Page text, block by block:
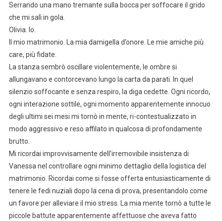
Serrando una mano tremante sulla bocca per soffocare il grido
che mi salì in gola.
Olivia. Io.
Il mio matrimonio. La mia damigella d’onore. Le mie amiche più
care, più fidate.
La stanza sembrò oscillare violentemente, le ombre si
allungavano e contorcevano lungo la carta da parati. In quel
silenzio soffocante e senza respiro, la diga cedette. Ogni ricordo,
ogni interazione sottile, ogni momento apparentemente innocuo
degli ultimi sei mesi mi tornò in mente, ri-contestualizzato in
modo aggressivo e reso affilato in qualcosa di profondamente
brutto.
Mi ricordai improvvisamente dell’irremovibile insistenza di
Vanessa nel controllare ogni minimo dettaglio della logistica del
matrimonio. Ricordai come si fosse offerta entusiasticamente di
tenere le fedi nuziali dopo la cena di prova, presentandolo come
un favore per alleviare il mio stress. La mia mente tornò a tutte le
piccole battute apparentemente affettuose che aveva fatto